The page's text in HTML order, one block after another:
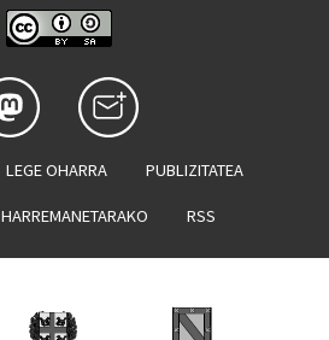
LEGE OHARRA PUBLIZITATEA
HARREMANETARAKO RSS